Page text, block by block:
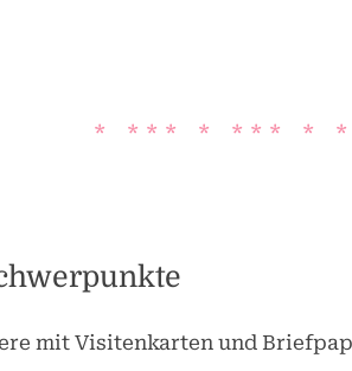
* * * * * * * * *
mit Visitenkarten und